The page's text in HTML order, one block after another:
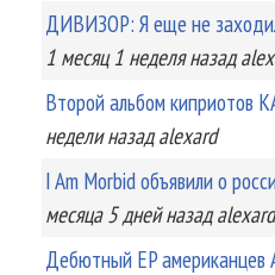
ДИВИЗОР: Я еще не
1 месяц 1 неделяназад
Второй альбом киприотов
неделиназад alexard
I Am Morbid объявили о
месяца 5 днейназад alexard
Дебютный EP американцев